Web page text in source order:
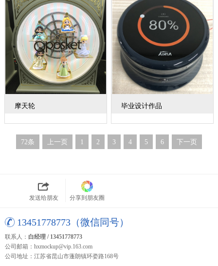
摩天轮 毕业设计作品
72条 上一页 1 2 3 4 5 6 下一页
发送给朋友 分享到朋友圈
13451778773（微信同号）
联系人： 白经理 / 13451778773
公司邮箱：hxmockup@vip.163.com
公司地址：江苏省昆山市蓬朗镇环娄路168号